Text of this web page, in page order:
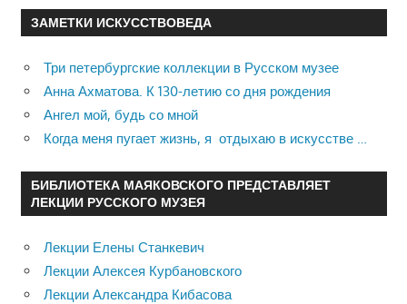
ЗАМЕТКИ ИСКУССТВОВЕДА
Три петербургские коллекции в Русском музее
Анна Ахматова. К 130-летию со дня рождения
Ангел мой, будь со мной
Когда меня пугает жизнь, я отдыхаю в искусстве …
БИБЛИОТЕКА МАЯКОВСКОГО ПРЕДСТАВЛЯЕТ
ЛЕКЦИИ РУССКОГО МУЗЕЯ
Лекции Елены Станкевич
Лекции Алексея Курбановского
Лекции Александра Кибасова